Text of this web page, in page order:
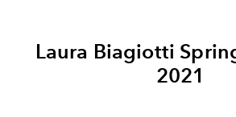
Laura Biagiotti
2021